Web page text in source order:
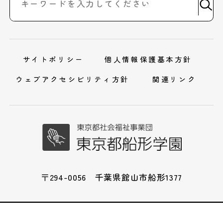
サイトポリシー
個人情報保護基本方針
ウェブアクセシビリティ方針
関連リンク
〒294-0056 千葉県館山市船形1377